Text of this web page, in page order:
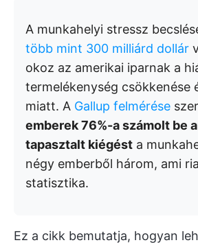
A munkahelyi stressz
több mint 300 milliárd dollár
okoz az amerikai iparnak a
termelékenység csökkenése
miatt. A Gallup felmérése
emberek 76%-a számolt be
tapasztalt kiégést a
négy emberből három, ami
statisztika.
Ez a cikk bemutatja, hogyan